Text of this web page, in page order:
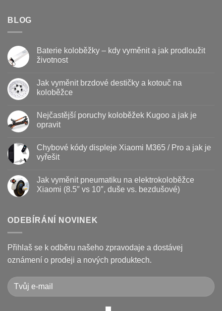
BLOG
Baterie koloběžky – kdy vyměnit a jak prodloužit
životnost
u
textu
s
koloběžky
–
kdy
jak
prodloužit
životnost
Jak vyměnit brzdové destičky a kotouč na
koloběžce
u
textu
s
vyměnit
brzdové
destičky
na
koloběžce
Nejčastější poruchy koloběžek Kugoo a jak je
opravit
u
textu
s
poruchy
koloběžek
Kugoo
opravit
Chybové kódy displeje Xiaomi M365 / Pro a jak je
vyřešit
u
textu
s
displeje
Pro
a
jak
je
Jak vyměnit pneumatiku na elektrokoloběžce
Xiaomi (8.5″ vs 10″, duše vs. bezdušové)
textu
vyměnit
pneumatiku
na
elektrokoloběžce
(8.5″
vs
10″,
duše
ODEBÍRÁNÍ NOVINEK
Přihlaš se k odběru našeho zpravodaje a dostávej
oznámení o prodeji a nových produktech.